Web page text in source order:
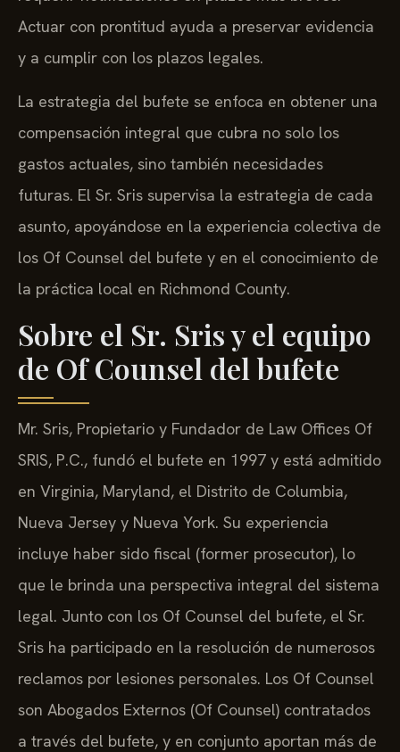
Actuar con prontitud ayuda a preservar evidencia
y a cumplir con los plazos legales.
La estrategia del bufete se enfoca en obtener una
compensación integral que cubra no solo los
gastos actuales, sino también necesidades
futuras. El Sr. Sris supervisa la estrategia de cada
asunto, apoyándose en la experiencia colectiva de
los Of Counsel del bufete y en el conocimiento de
la práctica local en Richmond County.
Sobre el Sr. Sris y el equipo
de Of Counsel del bufete
Mr. Sris, Propietario y Fundador de Law Offices Of
SRIS, P.C., fundó el bufete en 1997 y está admitido
en Virginia, Maryland, el Distrito de Columbia,
Nueva Jersey y Nueva York. Su experiencia
incluye haber sido fiscal (former prosecutor), lo
que le brinda una perspectiva integral del sistema
legal. Junto con los Of Counsel del bufete, el Sr.
Sris ha participado en la resolución de numerosos
reclamos por lesiones personales. Los Of Counsel
son Abogados Externos (Of Counsel) contratados
a través del bufete, y en conjunto aportan más de